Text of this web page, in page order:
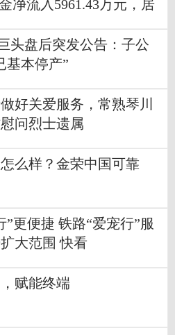
净流入5961.43万元，居
头盘后突发公告：子公
基本停产”
好关爱服务，常熟琴川
问烈士遗属
么样？金荣中国可靠
”更便捷 铁路“爱宠行”服
大范围 快看
赋能终端